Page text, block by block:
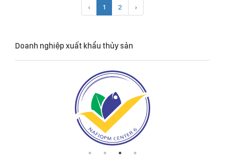
‹ 1 2 ›
Doanh nghiệp xuất khẩu thủy sản